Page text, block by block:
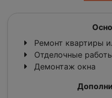
Ремонт квартиры
Отделочные
Демонтаж окна